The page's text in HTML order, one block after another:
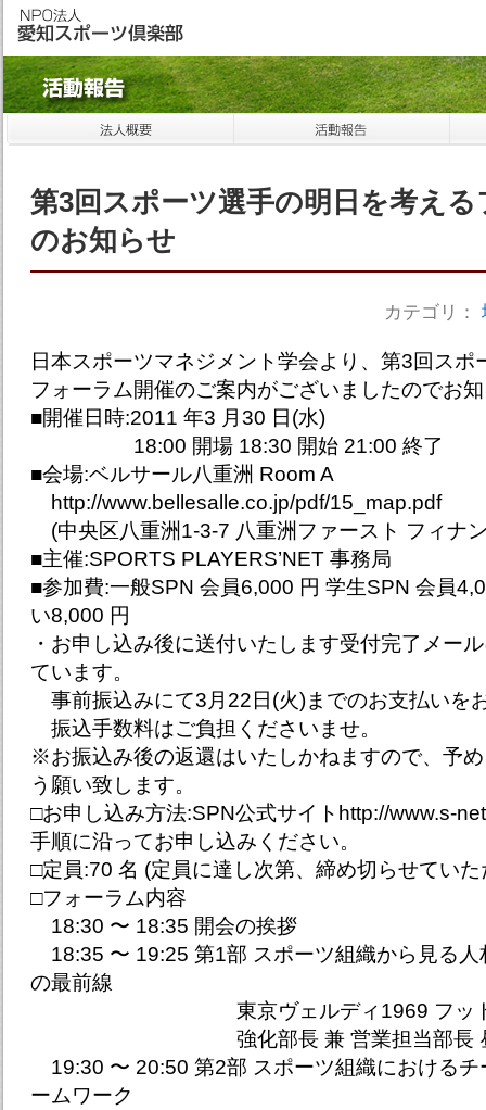
第3回スポーツ選手の明日を考え
のお知らせ
カテゴリ：
日本スポーツマネジメント学会より、第3回スポ
フォーラム開催のご案内がございましたのでお
■開催日時:2011 年3 月30 日(水)
18:00 開場 18:30 開始 21:00 終了
■会場:ベルサール八重洲 Room A
http://www.bellesalle.co.jp/pdf/15_map.pdf
(中央区八重洲1-3-7 八重洲ファースト フィナ
■主催:SPORTS PLAYERS’NET 事務局
■参加費:一般SPN 会員6,000 円 学生SPN 会員
い8,000 円
・お申し込み後に送付いたします受付完了メー
ています。
事前振込みにて3月22日(火)までのお支払いを
振込手数料はご負担くださいませ。
※お振込み後の返還はいたしかねますので、予
う願い致します。
□お申し込み方法:SPN公式サイトhttp://www.s-
手順に沿ってお申し込みください。
□定員:70 名 (定員に達し次第、締め切らせていた
□フォーラム内容
18:30 〜 18:35 開会の挨拶
18:35 〜 19:25 第1部 スポーツ組織から見る人
の最前線
東京ヴェルディ1969 フットボー
強化部長 兼 営業担当部長 昼
19:30 〜 20:50 第2部 スポーツ組織におけるチ
ームワーク